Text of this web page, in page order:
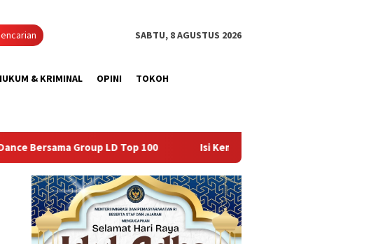
SABTU, 8 AGUSTUS 2026
& KRIMINAL OPINI TOKOH
100 Isi Kemerdekaan dengan Kepedulian, Lapas Sekayu Berbagi